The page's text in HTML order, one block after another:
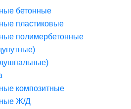
бетонные
пластиковые
полимербетонные
композитные
Ж/Д